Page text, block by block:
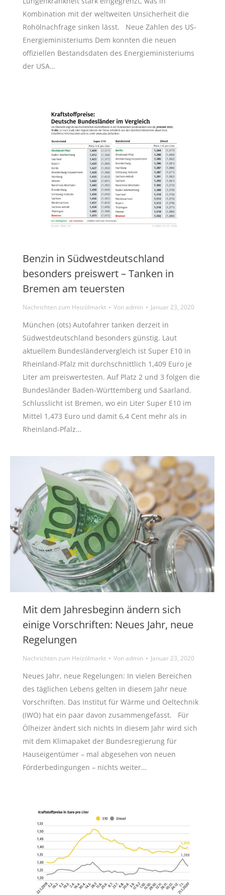
Kombination mit der weltweiten Unsicherheit die
Rohölnachfrage sinken lässt. Neue Zahlen des US-
Energieministeriums Dem konnten die neuen
offiziellen Bestandsdaten des Energieministeriums
der USA…
Benzin in Südwestdeutschland
besonders preiswert – Tanken in
Bremen am teuersten
Nachrichten zum Heizölmarkt Vonadmin Januar 23, 2020
München (ots) Autofahrer tanken derzeit in
Südwestdeutschland besonders günstig. Laut
aktuellem Bundesländervergleich ist Super E10 in
Rheinland-Pfalz mit durchschnittlich 1,409 Euro je
Liter am preiswertesten. Auf Platz 2 und 3 folgen die
Bundesländer Baden-Württemberg und Saarland.
Schlusslicht ist Bremen, wo ein Liter Super E10 im
Mittel 1,473 Euro und damit 6,4 Cent mehr als in
Rheinland-Pfalz…
Mit dem Jahresbeginn ändern sich
einige Vorschriften: Neues Jahr, neue
Regelungen
Nachrichten zum Heizölmarkt Vonadmin Januar 23, 2020
Neues Jahr, neue Regelungen: In vielen Bereichen
des täglichen Lebens gelten in diesem Jahr neue
Vorschriften. Das Institut für Wärme und Oeltechnik
(IWO) hat ein paar davon zusammengefasst. Für
Ölheizer ändert sich nichts In diesem Jahr wird sich
mit dem Klimapaket der Bundesregierung für
Hauseigentümer – mal abgesehen von neuen
Förderbedingungen – nichts weiter…